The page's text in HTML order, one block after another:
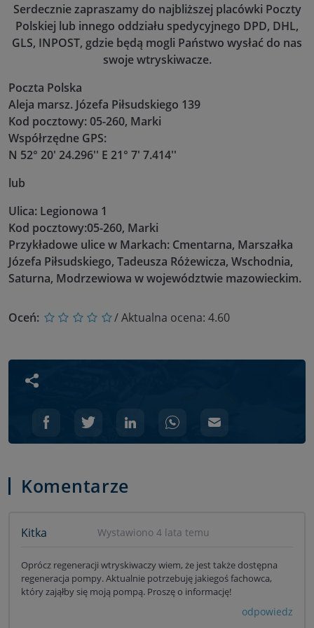
Serdecznie zapraszamy do najbliższej placówki Poczty
Polskiej lub innego oddziału spedycyjnego DPD, DHL,
GLS, INPOST, gdzie będą mogli Państwo wysłać do nas
swoje wtryskiwacze.
Poczta Polska
Aleja marsz. Józefa Piłsudskiego 139
Kod pocztowy: 05-260, Marki
Współrzędne GPS:
N 52° 20' 24.296'' E 21° 7' 7.414''
lub
Ulica: Legionowa 1
Kod pocztowy:05-260, Marki
Przykładowe ulice w Markach: Cmentarna, Marszałka
Józefa Piłsudskiego, Tadeusza Różewicza, Wschodnia,
Saturna, Modrzewiowa w województwie mazowieckim.
Oceń: / Aktualna ocena: 4.60
Komentarze
Kitka Wystawiono 4 lata temu
Oprócz regeneracji wtryskiwaczy wiem, że jest także dostępna
regeneracja pompy. Aktualnie potrzebuję jakiegoś fachowca,
który zająłby się moją pompą. Proszę o informację!
odpowiedz